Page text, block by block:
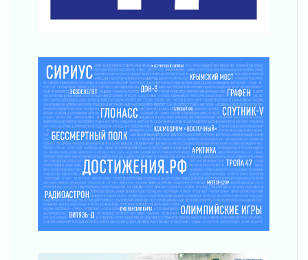
Музеи Ленобласти обновляют пространства
03 августа 2026
Часть медиков в Ленобласти сможет
рассчитывать на доплату от региона
03 августа 2026
За сутки в Ленинградской области
ликвидировали 10 пожаров
03 августа 2026
Клюква наливается, но в корзинку пока не
просится
03 августа 2026
Строительные компании Ленобласти
подняли зарплаты почти на 40% за год